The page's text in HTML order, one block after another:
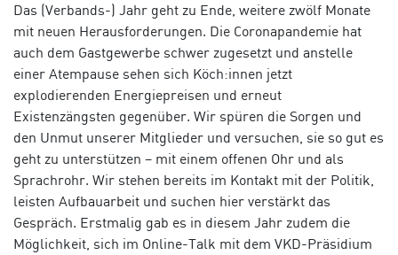
Das (Verbands-) Jahr geht zu Ende, weitere zwölf Monate
mit neuen Herausforderungen. Die Coronapandemie hat
auch dem Gastgewerbe schwer zugesetzt und anstelle
einer Atempause sehen sich Köch:innen jetzt
explodierenden Energiepreisen und erneut
Existenzängsten gegenüber. Wir spüren die Sorgen und
den Unmut unserer Mitglieder und versuchen, sie so gut es
geht zu unterstützen – mit einem offenen Ohr und als
Sprachrohr. Wir stehen bereits im Kontakt mit der Politik,
leisten Aufbauarbeit und suchen hier verstärkt das
Gespräch. Erstmalig gab es in diesem Jahr zudem die
Möglichkeit, sich im Online-Talk mit dem VKD-Präsidium